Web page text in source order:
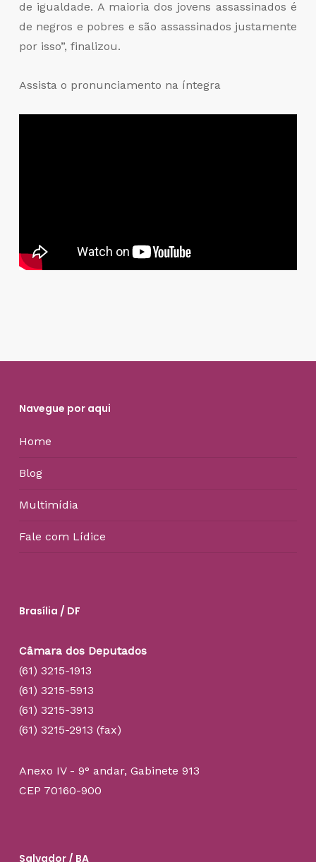
de igualdade. A maioria dos jovens assassinados é
de negros e pobres e são assassinados justamente
por isso”, finalizou.
Assista o pronunciamento na íntegra
Navegue por aqui
Home
Blog
Multimídia
Fale com Lídice
Brasília / DF
Câmara dos Deputados
(61) 3215-1913
(61) 3215-5913
(61) 3215-3913
(61) 3215-2913 (fax)
Anexo IV - 9° andar, Gabinete 913
CEP 70160-900
Salvador / BA